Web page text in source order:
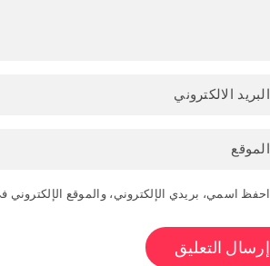
احفظ اسمي، بريدي الإلكتروني، والموقع